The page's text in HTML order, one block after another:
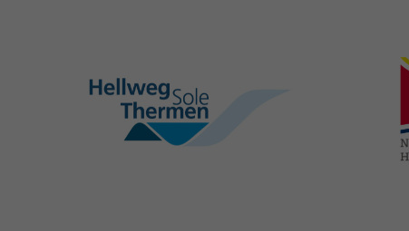
hellweg-sole-
thermen.de